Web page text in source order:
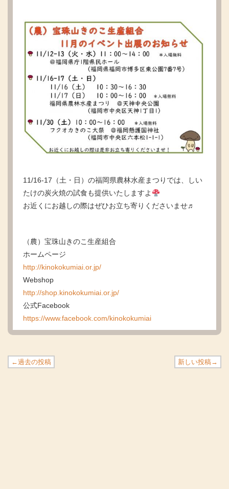
11/16-17（土・日）の福岡県農林水産まつりでは、しい
たけの炭火焼の試食も提供いたしますよ
お近くにお越しの際はぜひお立ち寄りくださいませ♬
（農）宝珠山きのこ生産組合
ホームページ
http://kinokokumiai.or.jp/
Webshop
http://shop.kinokokumiai.or.jp/
公式Facebook
https://www.facebook.com/kinokokumiai
←過去の投稿 新しい投稿→